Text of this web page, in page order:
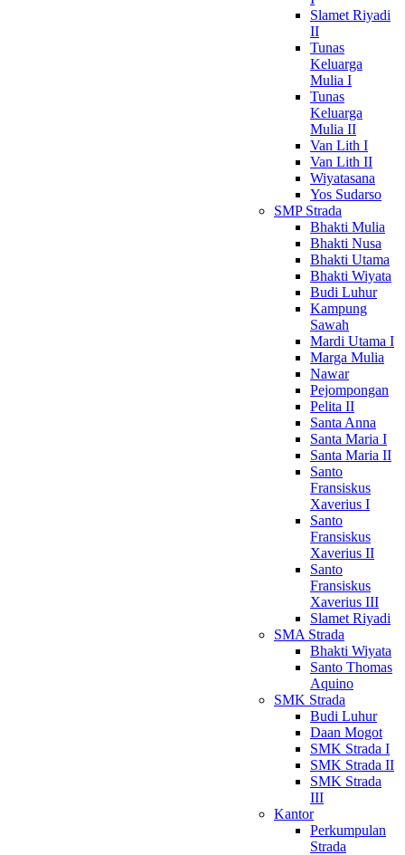
Slamet Riyadi
II
Tunas
Keluarga
Mulia I
Tunas
Keluarga
Mulia II
Van Lith I
Van Lith II
Wiyatasana
Yos Sudarso
SMP Strada
Bhakti Mulia
Bhakti Nusa
Bhakti Utama
Bhakti Wiyata
Budi Luhur
Kampung
Sawah
Mardi Utama I
Marga Mulia
Nawar
Pejompongan
Pelita II
Santa Anna
Santa Maria I
Santa Maria II
Santo
Fransiskus
Xaverius I
Santo
Fransiskus
Xaverius II
Santo
Fransiskus
Xaverius III
Slamet Riyadi
SMA Strada
Bhakti Wiyata
Santo Thomas
Aquino
SMK Strada
Budi Luhur
Daan Mogot
SMK Strada I
SMK Strada II
SMK Strada
III
Kantor
Perkumpulan
Strada